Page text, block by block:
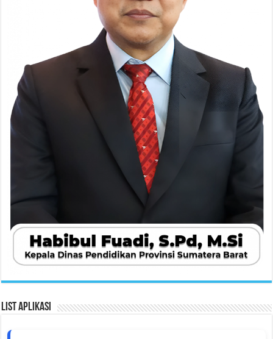
List Aplikasi